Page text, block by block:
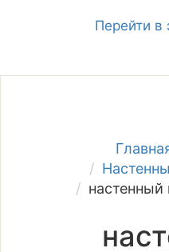
Перейти в
настенный